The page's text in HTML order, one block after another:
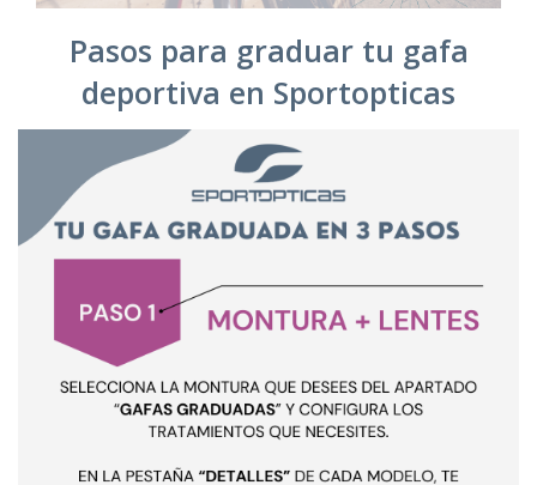
Pasos para graduar tu gafa
deportiva en Sportopticas